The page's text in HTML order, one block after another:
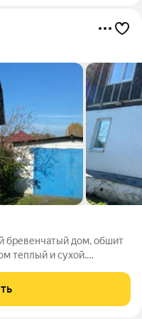
бревенчатый дом, обшит
теплый и сухой.
ровные. Полы -